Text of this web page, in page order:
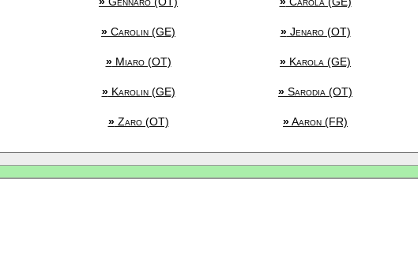
» Carolin (GE) »Jenaro (OT)
»Miaro (OT) » Karola (GE)
»Karolin (GE) » Sarodia (OT)
»Zaro (OT) »Aaron (FR)